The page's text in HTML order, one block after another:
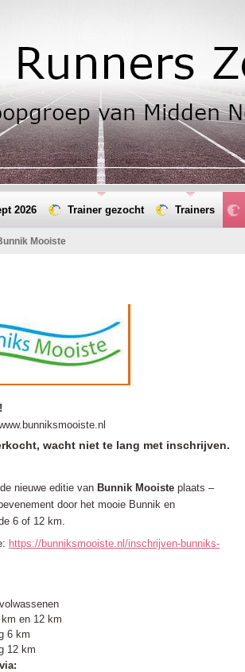
Mooiste
wacht niet te lang met inschrijven.
nieuwe editie van Bunnik Mooiste plaats –
door het mooie Bunnik en
6 of 12 km.
https://bunniksmooiste.nl/inschrijven-bunniks-
en 12 km
6 km
12 km
2026 Trainer gezocht Trainers